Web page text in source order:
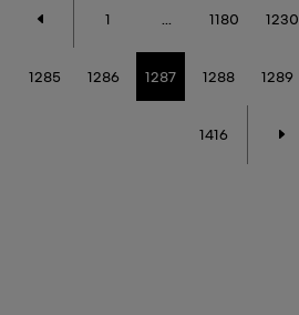
1 1180 1230
1285 1286 1287 1288 1289
1416